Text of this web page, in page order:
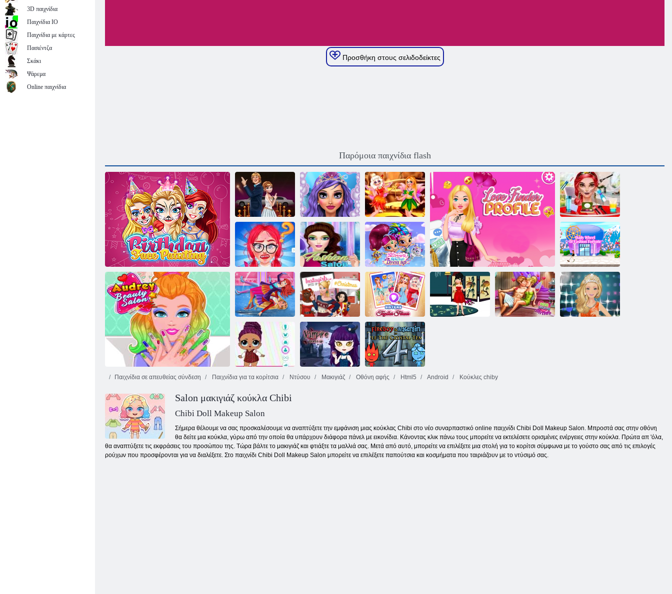
Προσθήκη στους σελιδοδείκτες
Παρόμοια παιχνίδια flash
Γενέθλια Ζωγραφική προσώπου
Κόκκινα
αστέρια χαλιού
Γιορτή μακιγιάζ
γοργόνων
Παραμυθένιες
Νεράιδες
Face Party Paint
Από το Nerd
στο Fab: Prom
Edition
Σαλόνι μόδας
Κομμωτήριο Audrey
Shimmer και
Shine ντύνομαι
Shopaholic:
Τόκιο
Χειμερινό
παγοδρομία
Χριστουγεννιάτικα
ρούχα InstaGirls
Αδελφές Μαζί
για πάντα
Road to Royalty:
Battle of Dolls
Παιχνίδια σε απευθείας σύνδεση Παιχνίδια για τα κορίτσια Ντύσου Μακιγιάζ Οθόνη αφής Html5 Android Κούκλες chiby
Salon μακιγιάζ κούκλα Chibi
Chibi Doll Makeup Salon
Σήμερα θέλουμε να σας προσκαλέσουμε να αναπτύξετε την εμφάνιση μιας κούκλας Chibi στο νέο συναρπαστικό online παιχνίδι Chibi Doll Makeup Salon. Μπροστά σας στην οθόνη
θα δείτε μια κούκλα, γύρω από την οποία θα υπάρχουν διάφορα πάνελ με εικονίδια. Κάνοντας κλικ πάνω τους μπορείτε να εκτελέσετε ορισμένες ενέργειες στην κούκλα. Πρώτα απ 'όλα,
θα αναπτύξετε τις εκφράσεις του προσώπου της. Τώρα βάλτε το μακιγιάζ και φτιάξτε τα μαλλιά σας. Μετά από αυτό, μπορείτε να επιλέξετε μια στολή για το κορίτσι σύμφωνα με το γούστο σας από τις επιλογές
ρούχων που προσφέρονται για να διαλέξετε. Στο παιχνίδι Chibi Doll Makeup Salon μπορείτε να επιλέξετε παπούτσια και κοσμήματα που ταιριάζουν με το ντύσιμό σας.
3D παιχνίδια
Παιχνίδια IO
Παιχνίδια με κάρτες
Πασιέντζα
Σκάκι
Ψάρεμα
Online παιχνίδια